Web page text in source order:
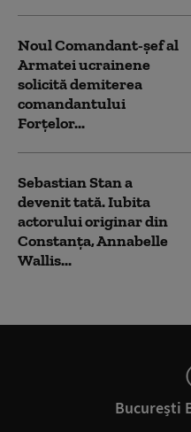
Noul Comandant-șef al
Armatei ucrainene
solicită demiterea
comandantului
Forțelor...
Sebastian Stan a
devenit tată. Iubita
actorului originar din
Constanța, Annabelle
Wallis...
București